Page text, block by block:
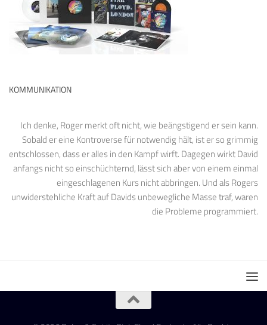
KOMMUNIKATION
Ich denke, Roger merkt oft nicht, wie beängstigend er sein kann.
Sobald er eine Kontroverse für notwendig hält, ist er so grimmig
entschlossen, dass er alles in den Kampf wirft. Dagegen wirkt David
anfangs nicht so einschüchternd, lässt sich aber von einem einmal
eingeschlagenen Kurs nicht abbringen. Und als Rogers
unwiderstehliche Kraft auf Davids unbewegliche Masse traf, waren
die Probleme programmiert.